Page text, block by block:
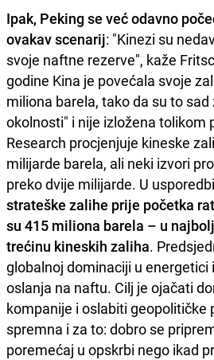
Ipak, Peking se već odavno
ovakav scenarij: "Kinezi su
svoje naftne rezerve", kaže
godine Kina je povećala svoje
miliona barela, tako da su to sad
okolnosti" i nije izložena tolikom
Research procjenjuje kineske
milijarde barela, ali neki izvori
preko dvije milijarde. U
strateške zalihe prije početka
su 415 miliona barela – u
trećinu kineskih zaliha.
globalnoj dominaciji u
oslanja na naftu. Cilj je ojačati
kompanije i oslabiti geopolitičke
spremna i za to: dobro se
poremećaj u opskrbi nego ikad